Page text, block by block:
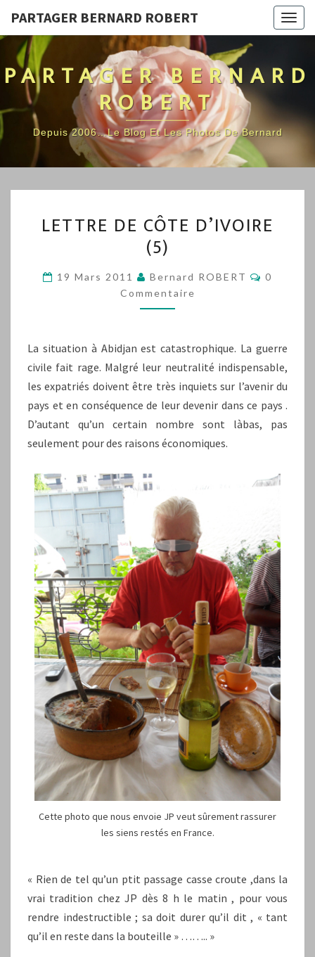
PARTAGER BERNARD ROBERT
PARTAGER BERNARD
ROBERT
Depuis 2006…Le Blog Et Les Photos De Bernard
DE
CÔTE
LETTRE DE CÔTE D’IVOIRE
(5)
19 Mars 2011 Bernard ROBERT
0
Commentaire
La situation à Abidjan est catastrophique. La guerre
civile fait rage. Malgré leur neutralité indispensable,
les expatriés doivent être très inquiets sur l’avenir du
pays et en conséquence de leur devenir dans ce pays .
D’autant qu’un certain nombre sont làbas, pas
seulement pour des raisons économiques.
Cette photo que nous envoie JP veut sûrement rassurer
les siens restés en France.
« Rien de tel qu’un ptit passage casse croute ,dans la
vrai tradition chez JP dès 8 h le matin , pour vous
rendre indestructible ; sa doit durer qu’il dit , « tant
qu’il en reste dans la bouteille » …….. »